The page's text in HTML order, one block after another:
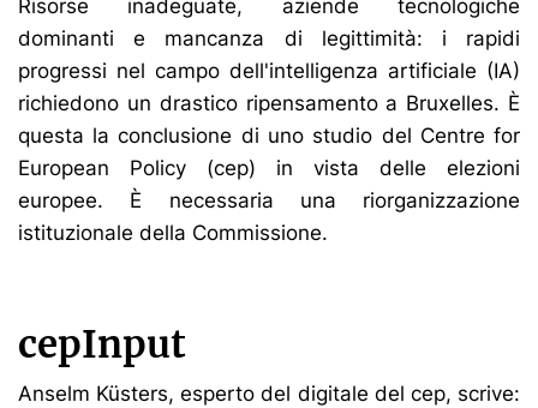
Risorse inadeguate, aziende tecnologiche
dominanti e mancanza di legittimità: i rapidi
progressi nel campo dell'intelligenza artificiale (IA)
richiedono un drastico ripensamento a Bruxelles. È
questa la conclusione di uno studio del Centre for
European Policy (cep) in vista delle elezioni
europee. È necessaria una riorganizzazione
istituzionale della Commissione.
cepInput
Anselm Küsters, esperto del digitale del cep, scrive: